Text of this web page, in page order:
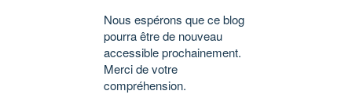
Nous espérons que ce blog
pourra être de nouveau
accessible prochainement.
Merci de votre
compréhension.